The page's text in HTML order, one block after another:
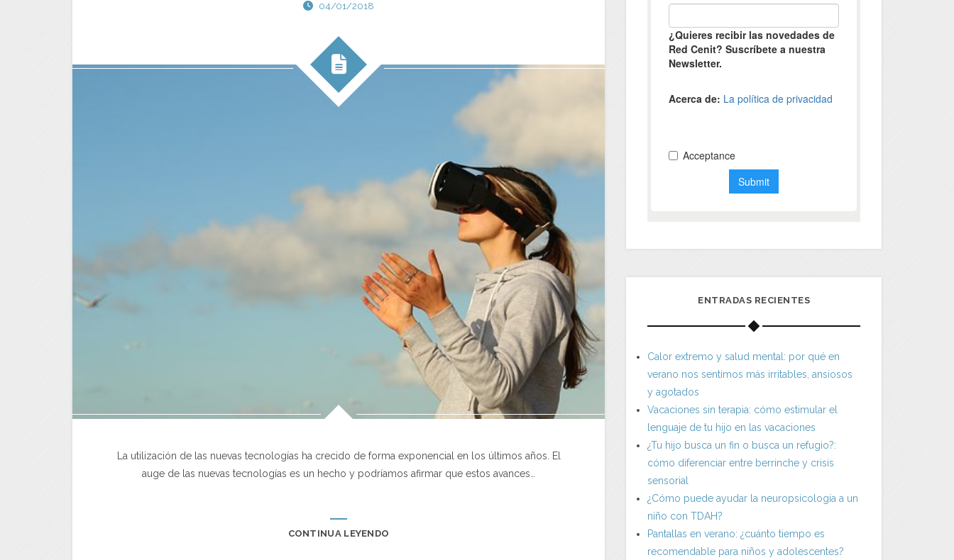
04/01/2018
La utilización de las nuevas tecnologías ha crecido de forma exponencial en los últimos años. El
auge de las nuevas tecnologías es un hecho y podríamos afirmar que estos avances…
CONTINUA LEYENDO
ENTRADAS RECIENTES
Calor extremo y salud mental: por qué en
verano nos sentimos más irritables, ansiosos
y agotados
Vacaciones sin terapia: cómo estimular el
lenguaje de tu hijo en las vacaciones
¿Tu hijo busca un fin o busca un refugio?:
cómo diferenciar entre berrinche y crisis
sensorial
¿Cómo puede ayudar la neuropsicología a un
niño con TDAH?
Pantallas en verano: ¿cuánto tiempo es
recomendable para niños y adolescentes?